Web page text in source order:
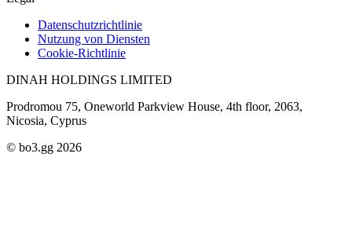
Datenschutzrichtlinie
Nutzung von Diensten
Cookie-Richtlinie
DINAH HOLDINGS LIMITED
Prodromou 75, Oneworld Parkview House, 4th floor, 2063,
Nicosia, Cyprus
© bo3.gg 2026